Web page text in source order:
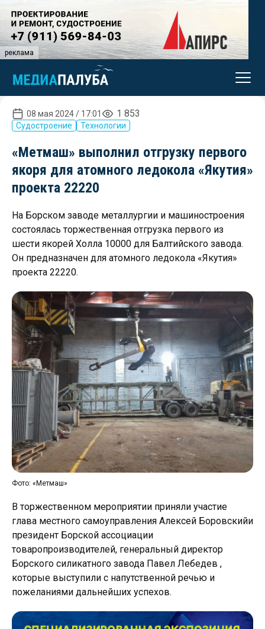
реклама
08 мая 2024 / 17:01 1 853
Судостроение Технологии
«Метмаш» выполнил отгрузку первого
якоря для атомного ледокола «Якутия»
проекта 22220
На Борском заводе металлургии и машиностроения
состоялась торжественная отгрузка первого из
шести якорей Холла 10000 для Балтийского завода.
Он предназначен для атомного ледокола «Якутия»
проекта 22220.
Фото: «Метмаш»
В торжественном мероприятии приняли участие
глава местного самоуправления Алексей Боровскийи
президент Борской ассоциации
товаропроизводителей, генеральный директор
Борского силикатного завода Павел Лебедев ,
которые выступили с напутственной речью и
пожеланиями дальнейших успехов.